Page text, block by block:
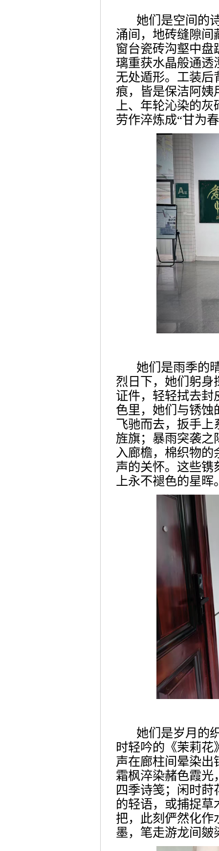
她们是空间的
涌间，地砖缝隙间
窗台瓷砖沟壑中盘
璃重获水晶般通透
无处遁形。工装后
痕，皆是保洁阿姨
上、 年轮沁染的灰
劳作淬炼成“甘为
她们是雨季的
烈日下，她们躬身
证件，轻轻拭去封
色里，她们与锈蚀
飞驰而去， 扳手 上
旌旗；暴雨突袭之
入廊檐， 棉织物的
声的关怀。这些镌
上永不褪色的星晖
她们是岁月的
时轻吟的《茉莉
声在廊柱间晕染出
霜枫淬染赭色霞光
四季诗笺；闲时莳
的轻语， 或捕捉草
把，此刻俨然化作
墨，笔走游龙间皴